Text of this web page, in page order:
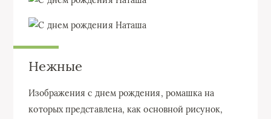
Нежные
Изображения с днем рождения, ромашка на
которых представлена, как основной рисунок,